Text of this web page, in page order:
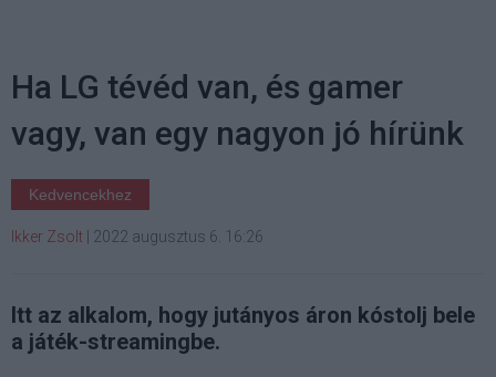
Ha LG tévéd van, és gamer
vagy, van egy nagyon jó hírünk
Kedvencekhez
Ikker Zsolt 2022 augusztus 6. 16:26
Itt az alkalom, hogy jutányos áron kóstolj bele
a játék-streamingbe.